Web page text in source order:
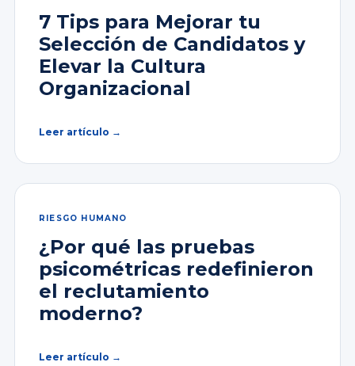
7 Tips para Mejorar tu
Selección de Candidatos y
Elevar la Cultura
Organizacional
Leer artículo →
RIESGO HUMANO
¿Por qué las pruebas
psicométricas redefinieron
el reclutamiento
moderno?
Leer artículo →